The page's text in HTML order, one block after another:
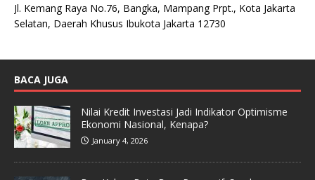
Jl. Kemang Raya No.76, Bangka, Mampang Prpt., Kota Jakarta
Selatan, Daerah Khusus Ibukota Jakarta 12730
BACA JUGA
Nilai Kredit Investasi Jadi Indikator Optimisme
Ekonomi Nasional, Kenapa?
January 4, 2026